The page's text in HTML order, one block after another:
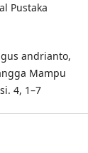
Pustaka
andrianto,
Mampu
4, 1–7